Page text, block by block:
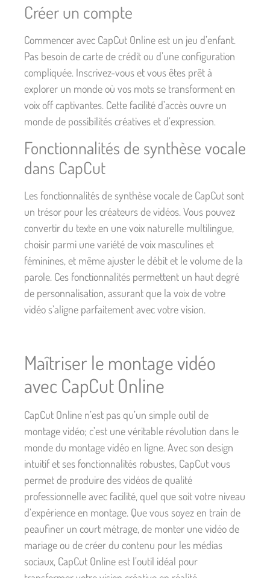
Créer un compte
Commencer avec CapCut Online est un jeu d’enfant.
Pas besoin de carte de crédit ou d’une configuration
compliquée. Inscrivez-vous et vous êtes prêt à
explorer un monde où vos mots se transforment en
voix off captivantes. Cette facilité d’accès ouvre un
monde de possibilités créatives et d’expression.
Fonctionnalités de synthèse vocale
dans CapCut
Les fonctionnalités de synthèse vocale de CapCut sont
un trésor pour les créateurs de vidéos. Vous pouvez
convertir du texte en une voix naturelle multilingue,
choisir parmi une variété de voix masculines et
féminines, et même ajuster le débit et le volume de la
parole. Ces fonctionnalités permettent un haut degré
de personnalisation, assurant que la voix de votre
vidéo s’aligne parfaitement avec votre vision.
Maîtriser le montage vidéo
avec CapCut Online
CapCut Online n’est pas qu’un simple outil de
montage vidéo; c’est une véritable révolution dans le
monde du montage vidéo en ligne. Avec son design
intuitif et ses fonctionnalités robustes, CapCut vous
permet de produire des vidéos de qualité
professionnelle avec facilité, quel que soit votre niveau
d’expérience en montage. Que vous soyez en train de
peaufiner un court métrage, de monter une vidéo de
mariage ou de créer du contenu pour les médias
sociaux, CapCut Online est l’outil idéal pour